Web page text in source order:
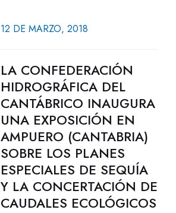
12 DE MARZO, 2018
LA CONFEDERACIÓN
HIDROGRÁFICA DEL
CANTÁBRICO INAUGURA
UNA EXPOSICIÓN EN
AMPUERO (CANTABRIA)
SOBRE LOS PLANES
ESPECIALES DE SEQUÍA
Y LA CONCERTACIÓN DE
CAUDALES ECOLÓGICOS